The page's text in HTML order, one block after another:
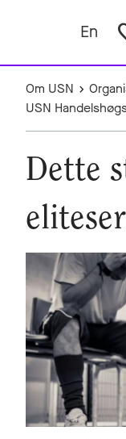
En
Om USN
USN
Dette